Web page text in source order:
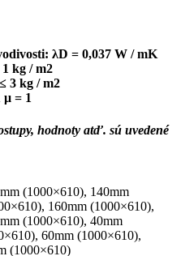
λD = 0,037 W / mK
kg / m2
3 kg / m2
= 1
hodnoty atď. sú uvedené
(1000×610), 140mm
160mm (1000×610),
(1000×610), 40mm
60mm (1000×610),
(1000×610)